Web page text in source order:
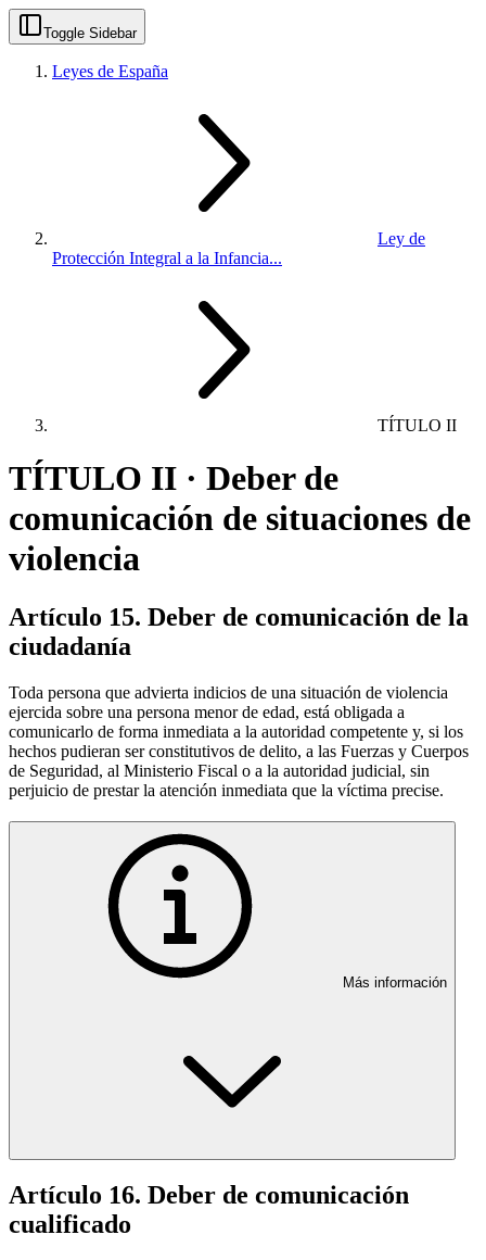
Toggle Sidebar
Leyes de España
Ley de
Protección Integral a la Infancia...
TÍTULO II
TÍTULO II · Deber de
comunicación de situaciones de
violencia
Artículo 15. Deber de comunicación de la
ciudadanía
Toda persona que advierta indicios de una situación de violencia
ejercida sobre una persona menor de edad, está obligada a
comunicarlo de forma inmediata a la autoridad competente y, si los
hechos pudieran ser constitutivos de delito, a las Fuerzas y Cuerpos
de Seguridad, al Ministerio Fiscal o a la autoridad judicial, sin
perjuicio de prestar la atención inmediata que la víctima precise.
Más información
Artículo 16. Deber de comunicación
cualificado